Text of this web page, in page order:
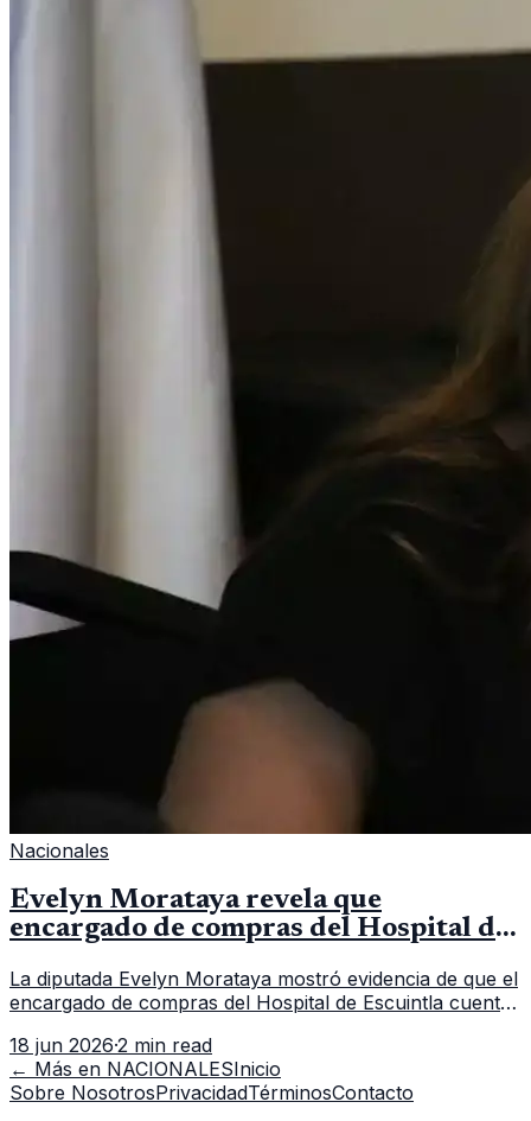
Nacionales
Evelyn Morataya revela que
encargado de compras del Hospital de
La diputada Evelyn Morataya mostró evidencia de que el
encargado de compras del Hospital de Escuintla cuenta
capacitación en la capital.
18 jun 2026·2 min read
← Más en NACIONALESInicio
Sobre NosotrosPrivacidadTérminosContacto